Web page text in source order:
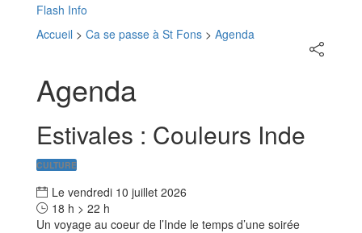
Flash Info
Accueil > Ca se passe à St Fons > Agenda
Partager
sur
Agenda
Estivales : Couleurs Inde
CULTURE
Le vendredi 10 juillet 2026
18 h > 22 h
Un voyage au coeur de l’Inde le temps d’une soirée